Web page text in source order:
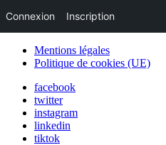
Mentions légales
Politique de cookies (UE)
facebook
twitter
instagram
linkedin
tiktok
Connexion Inscription